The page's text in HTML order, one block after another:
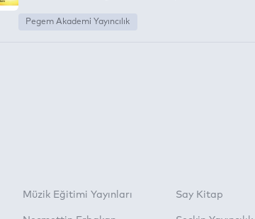
Pegem Akademi Yayıncılık
Müzik Eğitimi Yayınları Say Kitap